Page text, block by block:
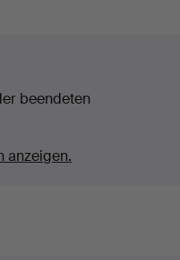
beendeten
anzeigen.